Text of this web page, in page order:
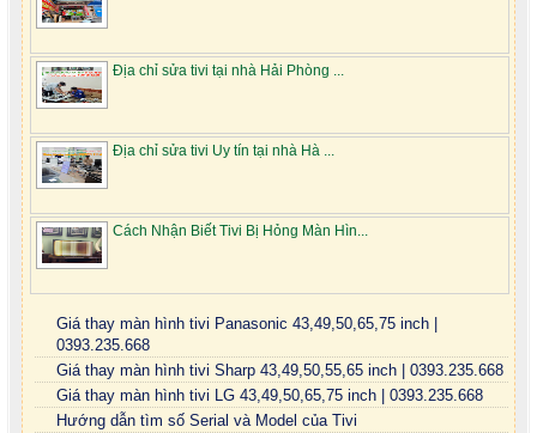
Địa chỉ sửa tivi tại nhà Hải Phòng ...
Địa chỉ sửa tivi Uy tín tại nhà Hà ...
Cách Nhận Biết Tivi Bị Hỏng Màn Hìn...
Giá thay màn hình tivi Panasonic 43,49,50,65,75 inch |
0393.235.668
Giá thay màn hình tivi Sharp 43,49,50,55,65 inch | 0393.235.668
Giá thay màn hình tivi LG 43,49,50,65,75 inch | 0393.235.668
Hướng dẫn tìm số Serial và Model của Tivi